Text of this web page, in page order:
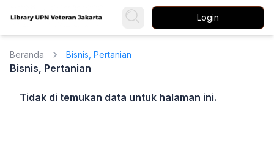
Login
Beranda Bisnis, Pertanian
Bisnis, Pertanian
Tidak di temukan data untuk halaman ini.